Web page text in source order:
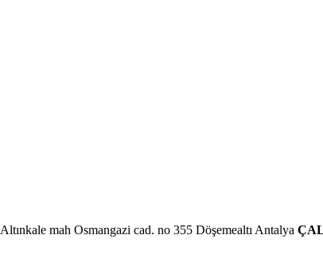
Altınkale mah Osmangazi cad. no 355 Döşemealtı Antalya